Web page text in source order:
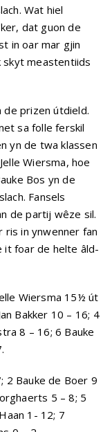
Wat hiel
dat guon de
in oar mar gjin
meastentiids
prizen útdield.
sa folle ferskil
yn de twa klassen
Wiersma, hoe
Bos yn de
Fansels
de partij wêze sil.
in ynwenner fan
it foar de helte âld-
Wiersma 15½ út
Bakker 10 – 16; 4
8 – 16; 6 Bauke
2 Bauke de Boer 9
5 – 8; 5
1- 12; 7